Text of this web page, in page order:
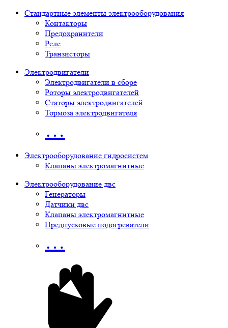
Стандартные элементы электрооборудования
Контакторы
Предохранители
Реле
Транзисторы
Электродвигатели
Электродвигатели в сборе
Роторы электродвигателей
Статоры электродвигателей
Тормоза электродвигателя
…
Электрооборудование гидросистем
Клапаны электромагнитные
Электрооборудование двс
Генераторы
Датчики двс
Клапаны электромагнитные
Предпусковые подогреватели
…